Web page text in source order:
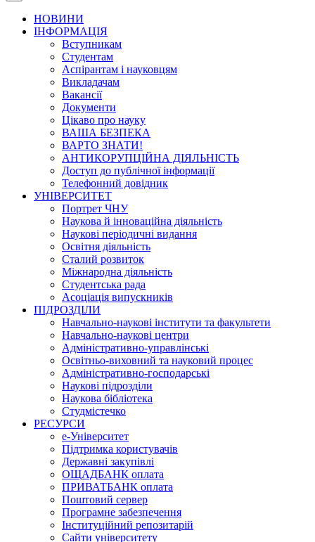
НОВИНИ
ІНФОРМАЦІЯ
Вступникам
Студентам
Аспірантам і науковцям
Викладачам
Вакансії
Документи
Цікаво про науку
ВАША БЕЗПЕКА
ВАРТО ЗНАТИ!
АНТИКОРУПЦІЙНА ДІЯЛЬНІСТЬ
Доступ до публічної інформації
Телефонний довідник
УНІВЕРСИТЕТ
Портрет ЧНУ
Наукова й інноваційна діяльність
Наукові періодичні видання
Освітня діяльність
Сталий розвиток
Міжнародна діяльність
Студентська рада
Асоціація випускників
ПІДРОЗДІЛИ
Навчально-наукові інститути та факультети
Навчально-наукові центри
Адміністративно-управлінські
Освітньо-виховний та науковий процес
Адміністративно-господарські
Наукові підрозділи
Наукова бібліотека
Студмістечко
РЕСУРСИ
е-Університет
Підтримка користувачів
Державні закупівлі
ОЩАДБАНК оплата
ПРИВАТБАНК оплата
Поштовий сервер
Програмне забезпечення
Інституційний репозитарій
Сайти університету